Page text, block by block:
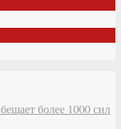
более 1000 сил